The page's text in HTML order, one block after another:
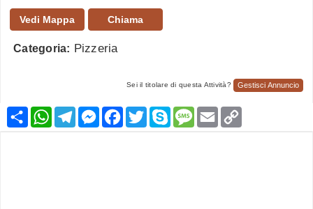
Vedi Mappa Chiama
Categoria: Pizzeria
Sei il titolare di questa Attività? Gestisci Annuncio
CondividiWhatsApp
TelegramMessenger
Facebook
TwitterSkypeMessage
Email